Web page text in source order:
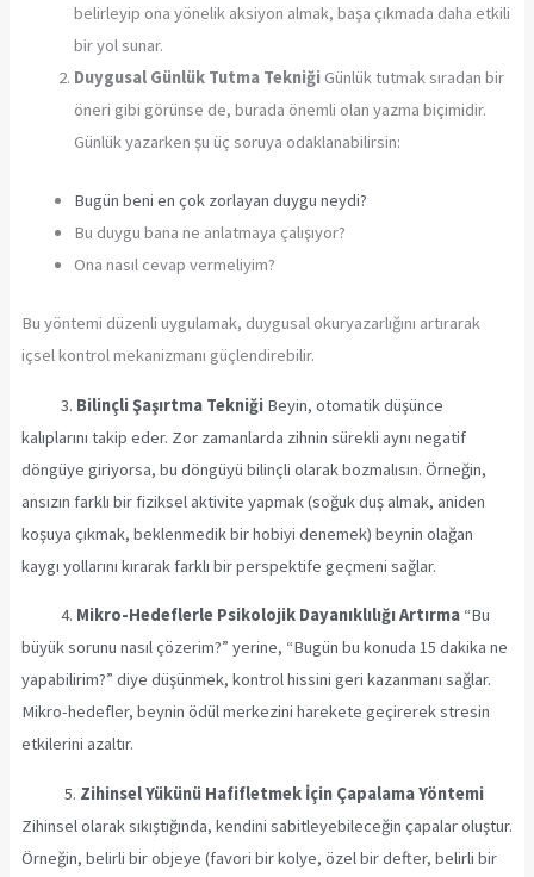
belirleyip ona yönelik aksiyon almak, başa çıkmada daha etkili
bir yol sunar.
Duygusal Günlük Tutma TekniğiGünlük tutmak sıradan bir
öneri gibi görünse de, burada önemli olan yazma biçimidir.
Günlük yazarken şu üç soruya odaklanabilirsin:
Bugün beni en çok zorlayan duygu neydi?
Bu duygu bana ne anlatmaya çalışıyor?
Ona nasıl cevap vermeliyim?
Bu yöntemi düzenli uygulamak, duygusal okuryazarlığını artırarak
içsel kontrol mekanizmanı güçlendirebilir.
3. Bilinçli Şaşırtma TekniğiBeyin, otomatik düşünce
kalıplarını takip eder. Zor zamanlarda zihnin sürekli aynı negatif
döngüye giriyorsa, bu döngüyü bilinçli olarak bozmalısın. Örneğin,
ansızın farklı bir fiziksel aktivite yapmak (soğuk duş almak, aniden
koşuya çıkmak, beklenmedik bir hobiyi denemek) beynin olağan
kaygı yollarını kırarak farklı bir perspektife geçmeni sağlar.
4. Mikro-Hedeflerle Psikolojik Dayanıklılığı Artırma“Bu
büyük sorunu nasıl çözerim?” yerine, “Bugün bu konuda 15 dakika ne
yapabilirim?” diye düşünmek, kontrol hissini geri kazanmanı sağlar.
Mikro-hedefler, beynin ödül merkezini harekete geçirerek stresin
etkilerini azaltır.
5. Zihinsel Yükünü Hafifletmek İçin Çapalama Yöntemi
Zihinsel olarak sıkıştığında, kendini sabitleyebileceğin çapalar oluştur.
Örneğin, belirli bir objeye (favori bir kolye, özel bir defter, belirli bir